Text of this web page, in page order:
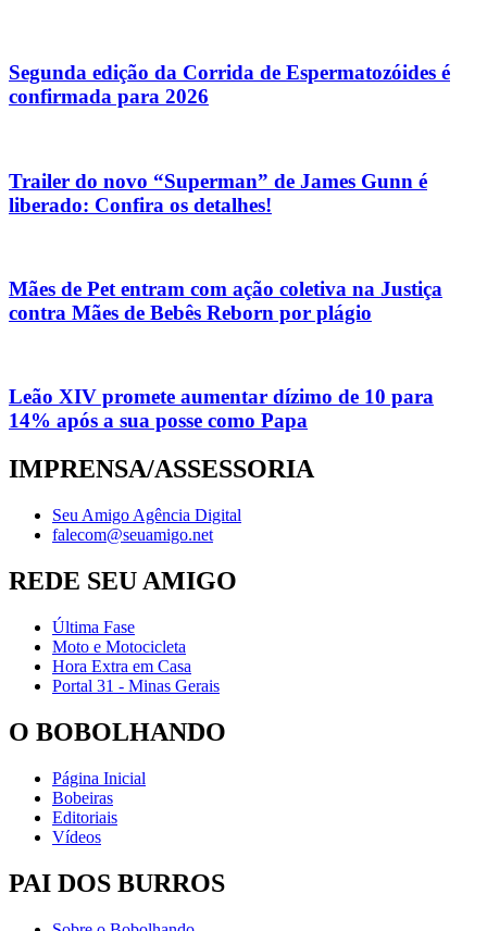
Segunda edição da Corrida de Espermatozóides é
confirmada para 2026
Trailer do novo “Superman” de James Gunn é
liberado: Confira os detalhes!
Mães de Pet entram com ação coletiva na Justiça
contra Mães de Bebês Reborn por plágio
Leão XIV promete aumentar dízimo de 10 para
14% após a sua posse como Papa
IMPRENSA/ASSESSORIA
Seu Amigo Agência Digital
falecom@seuamigo.net
REDE SEU AMIGO
Última Fase
Moto e Motocicleta
Hora Extra em Casa
Portal 31 - Minas Gerais
O BOBOLHANDO
Página Inicial
Bobeiras
Editoriais
Vídeos
PAI DOS BURROS